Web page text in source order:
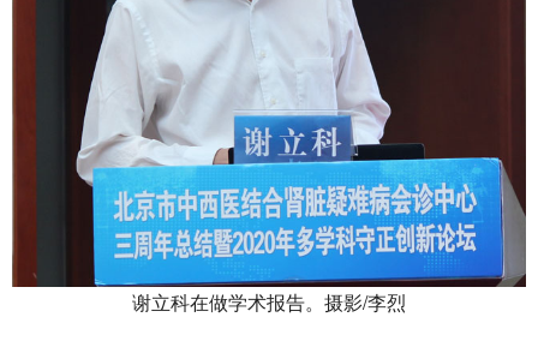
谢立科在做学术报告。摄影/李烈